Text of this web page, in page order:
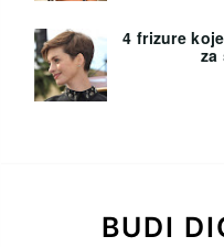
4 frizure
za
BUDI